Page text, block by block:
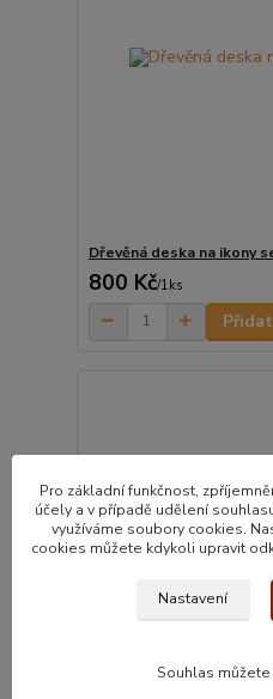
Dřevěná deska na ikony
800 Kč/1ks
Pro základní funkčnost,
účely a v případě udělení
využíváme soubory cookies.
cookies můžete kdykoli upravit
Nastavení
Souhlas